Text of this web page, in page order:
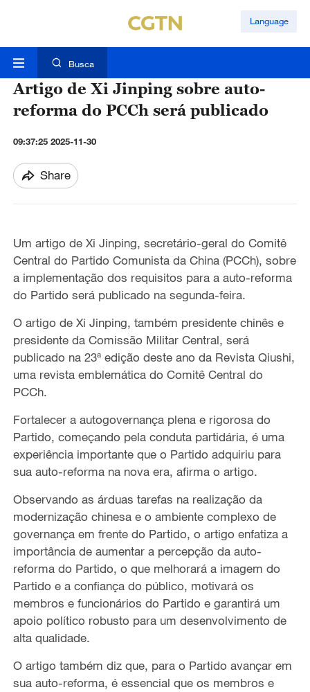
Language
Busca
Artigo de Xi Jinping sobre auto-
reforma do PCCh será publicado
09:37:25 2025-11-30
Share
Um artigo de Xi Jinping, secretário-geral do Comitê
Central do Partido Comunista da China (PCCh), sobre
a implementação dos requisitos para a auto-reforma
do Partido será publicado na segunda-feira.
O artigo de Xi Jinping, também presidente chinês e
presidente da Comissão Militar Central, será
publicado na 23ª edição deste ano da Revista Qiushi,
uma revista emblemática do Comitê Central do
PCCh.
Fortalecer a autogovernança plena e rigorosa do
Partido, começando pela conduta partidária, é uma
experiência importante que o Partido adquiriu para
sua auto-reforma na nova era, afirma o artigo.
Observando as árduas tarefas na realização da
modernização chinesa e o ambiente complexo de
governança em frente do Partido, o artigo enfatiza a
importância de aumentar a percepção da auto-
reforma do Partido, o que melhorará a imagem do
Partido e a confiança do público, motivará os
membros e funcionários do Partido e garantirá um
apoio político robusto para um desenvolvimento de
alta qualidade.
O artigo também diz que, para o Partido avançar em
sua auto-reforma, é essencial que os membros e